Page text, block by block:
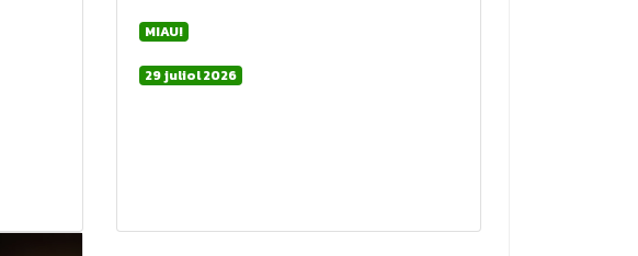
MIAU!
29 juliol 2026